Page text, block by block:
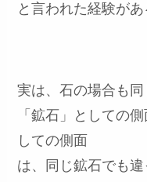
と言われた経験が
実は、石の場合も同
「鉱石」としての
しての側面
は、同じ鉱石でも違